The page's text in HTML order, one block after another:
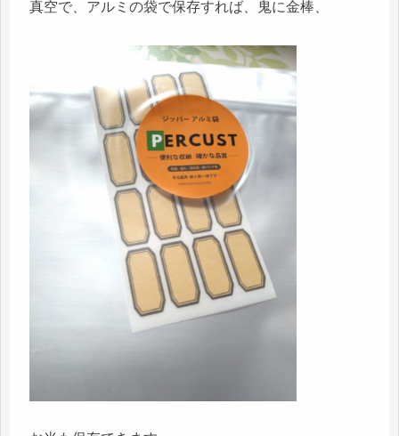
真空で、アルミの袋で保存すれば、鬼に金棒、